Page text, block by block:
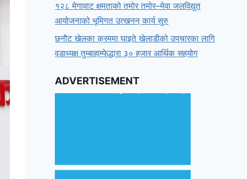
१२८ मेगावाट क्षमताको तमोर तमोर–मेवा जलविद्युत
आयोजनाको भूमिगत उत्खनन् कार्य सुरु
छनौट खेलका क्रममा घाइते खेलाडीको उपचारका लागि
वडाध्यक्ष तुम्बाहाम्फेद्धारा ३० हजार आर्थिक सहयोग
ADVERTISEMENT